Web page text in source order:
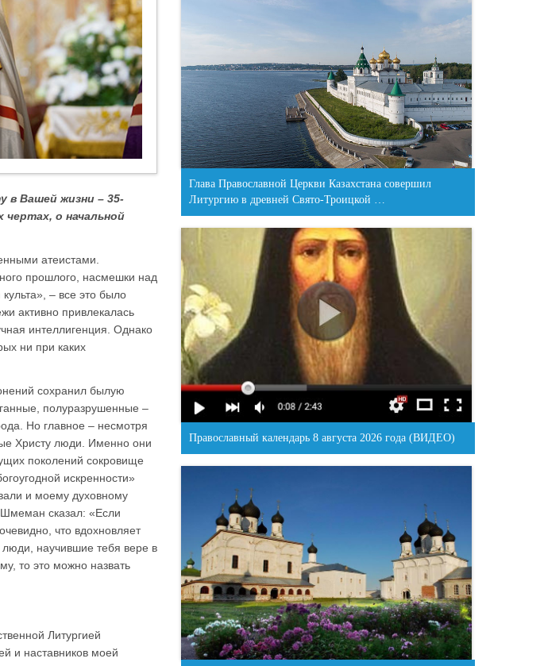
в Вашей жизни – 35-
о начальной
атеистами.
прошлого, насмешки над
– все это было
активно привлекалась
интеллигенция. Однако
ни при каких
сохранил былую
полуразрушенные –
Но главное – несмотря
Христу люди. Именно они
поколений сокровище
искренности»
и моему духовному
Шмеман сказал: «Если
что вдохновляет
научившие тебя вере в
то это можно назвать
Литургией
и наставников моей
Глава Православной Церкви Казахстана совершил
Литургию в древней Свято-Троицкой …
Православный календарь 8 августа 2026 года (ВИДЕО)